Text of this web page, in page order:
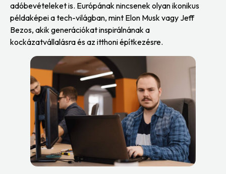
adóbevételeket is. Európának nincsenek olyan ikonikus
példaképei a tech-világban, mint Elon Musk vagy Jeff
Bezos, akik generációkat inspirálnának a
kockázatvállalásra és az itthoni építkezésre.